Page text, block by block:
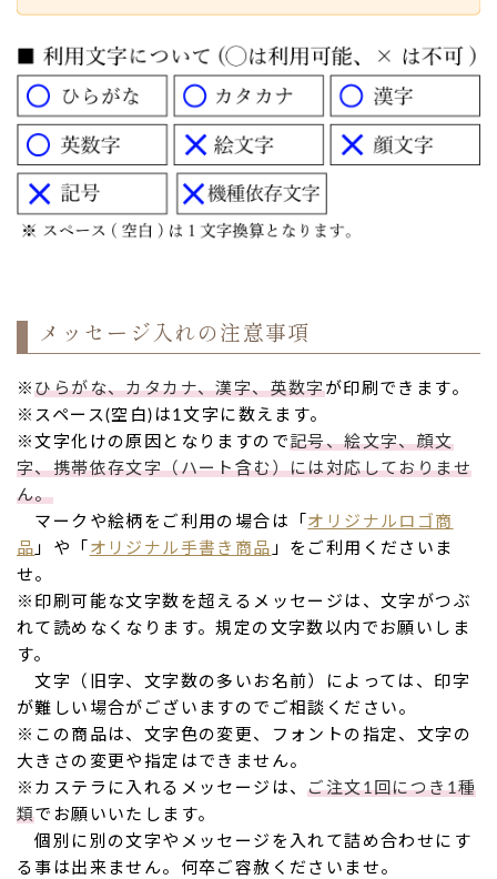
メッセージ入れの注意事項
※ひらがな、カタカナ、漢字、英数字が印刷できます。
※スペース(空白)は1文字に数えます。
※文字化けの原因となりますので記号、絵文字、顔文
字、携帯依存文字（ハート含む）には対応しておりませ
ん。
マークや絵柄をご利用の場合は「 オリジナルロゴ商
品 」や「 オリジナル手書き商品 」をご利用くださいま
せ。
※印刷可能な文字数を超えるメッセージは、文字がつぶ
れて読めなくなります。規定の文字数以内でお願いしま
す。
文字（旧字、文字数の多いお名前）によっては、印字
が難しい場合がございますのでご相談ください。
※この商品は、文字色の変更、フォントの指定、文字の
大きさの変更や指定はできません。
※カステラに入れるメッセージは、ご注文1回につき1種
類でお願いいたします。
個別に別の文字やメッセージを入れて詰め合わせにす
る事は出来ません。何卒ご容赦くださいませ。